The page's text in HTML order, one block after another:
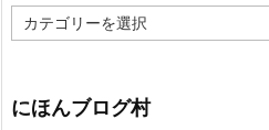
テ
ー
にほんブログ村